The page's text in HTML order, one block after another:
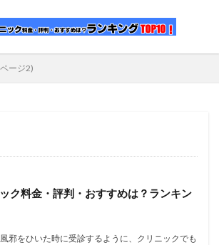
ージ2)
ク料金・評判・おすすめは？ランキン
邪をひいた時に受診するように、クリニックでも